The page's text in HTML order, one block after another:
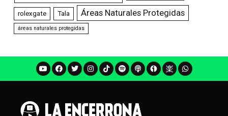
rolexgate Tala Áreas Naturales Protegidas
áreas naturales protegidas